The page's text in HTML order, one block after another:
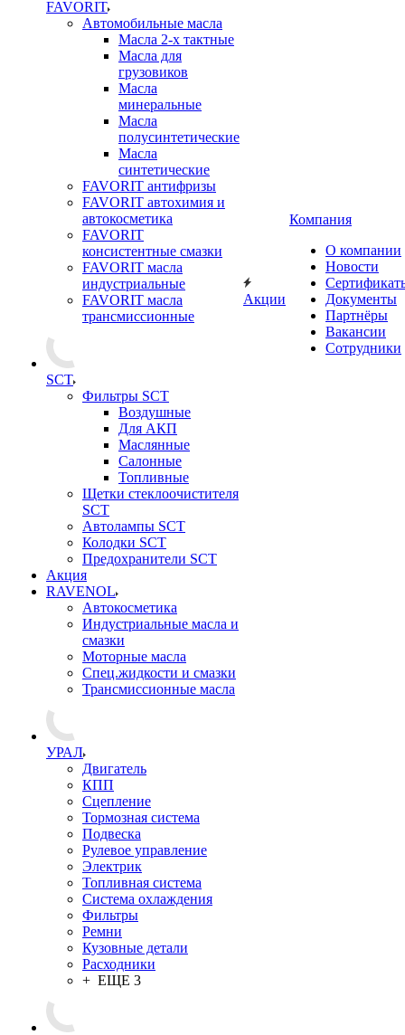
FAVORIT
Автомобильные масла
Масла 2-х тактные
Масла для
грузовиков
Масла
минеральные
Масла
полусинтетические
Масла
синтетические
FAVORIT антифризы
FAVORIT автохимия и
автокосметика
FAVORIT
консистентные смазки
FAVORIT масла
индустриальные
FAVORIT масла
трансмиссионные
SCT
Фильтры SCT
Воздушные
Для АКП
Маслянные
Салонные
Топливные
Щетки стеклоочистителя
SCT
Автолампы SCT
Колодки SCT
Предохранители SCT
Акция
RAVENOL
Автокосметика
Индустриальные масла и
смазки
Моторные масла
Спец.жидкости и смазки
Трансмиссионные масла
УРАЛ
Двигатель
КПП
Сцепление
Тормозная система
Подвеска
Рулевое управление
Электрик
Топливная система
Система охлаждения
Фильтры
Ремни
Кузовные детали
Расходники
+ ЕЩЕ 3
Акции
Компания
О компании
Новости
Документы
Партнёры
Вакансии
Сотрудники